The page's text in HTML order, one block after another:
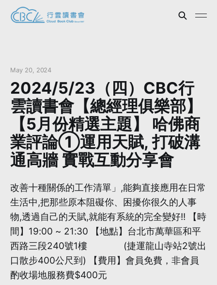
May 20, 2024
2024/5/23（四）CBC行
雲讀書會【總經理俱樂部】
【5月份精選主題】 哈佛商
業評論①運用天賦, 打破溝
通高牆 實戰互動分享會
改善十種關係的工作清單」,能夠直接應用在日常
生活中,把那些原本阻礙你、困擾你很久的人事
物,透過自己的天賦,就能有系統的完全變好!! 【時
間】19:00 ~ 21:30 【地點】台北市萬華區和平
西路三段240號1樓 (捷運龍山寺站2號出
口散步400公尺到) 【費用】會員免費，非會員
酌收場地服務費$400元